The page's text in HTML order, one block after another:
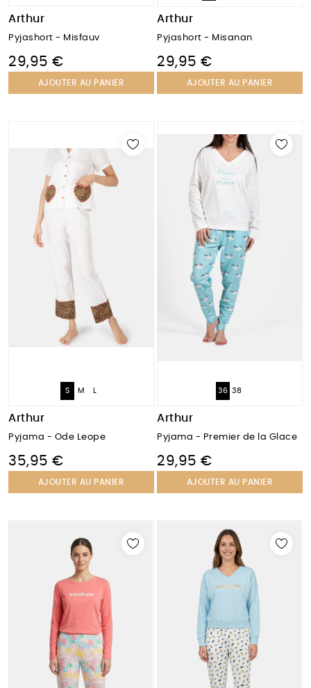
Arthur
Pyjashort - Misfauv
29,95 €
AJOUTER AU PANIER
Arthur
Pyjashort - Misanan
29,95 €
AJOUTER AU PANIER
S M
Arthur
Pyjama - Ode Leope
35,95 €
AJOUTER AU PANIER
36 38
Arthur
Pyjama - Premier de la Glace
29,95 €
AJOUTER AU PANIER